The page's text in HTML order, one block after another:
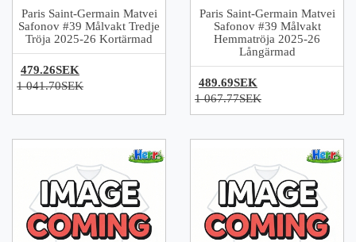
Paris Saint-Germain Matvei
Safonov #39 Målvakt Tredje
Tröja 2025-26 Kortärmad
479.26SEK
1 041.70SEK
Paris Saint-Germain Matvei
Safonov #39 Målvakt
Hemmatröja 2025-26
Långärmad
489.69SEK
1 067.77SEK